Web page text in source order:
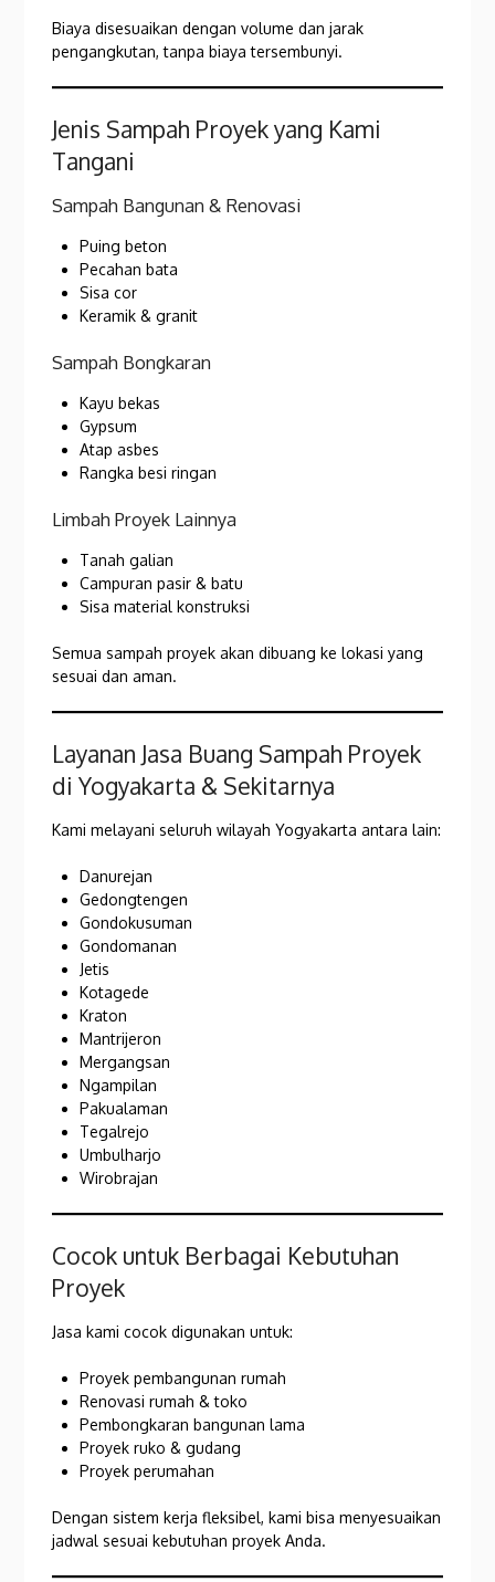
Biaya disesuaikan dengan volume dan jarak
pengangkutan, tanpa biaya tersembunyi.
Jenis Sampah Proyek yang Kami
Tangani
Sampah Bangunan & Renovasi
Puing beton
Pecahan bata
Sisa cor
Keramik & granit
Sampah Bongkaran
Kayu bekas
Gypsum
Atap asbes
Rangka besi ringan
Limbah Proyek Lainnya
Tanah galian
Campuran pasir & batu
Sisa material konstruksi
Semua sampah proyek akan dibuang ke lokasi yang
sesuai dan aman.
Layanan Jasa Buang Sampah Proyek
di Yogyakarta & Sekitarnya
Kami melayani seluruh wilayah Yogyakarta antara lain:
Danurejan
Gedongtengen
Gondokusuman
Gondomanan
Jetis
Kotagede
Kraton
Mantrijeron
Mergangsan
Ngampilan
Pakualaman
Tegalrejo
Umbulharjo
Wirobrajan
Cocok untuk Berbagai Kebutuhan
Proyek
Jasa kami cocok digunakan untuk:
Proyek pembangunan rumah
Renovasi rumah & toko
Pembongkaran bangunan lama
Proyek ruko & gudang
Proyek perumahan
Dengan sistem kerja fleksibel, kami bisa menyesuaikan
jadwal sesuai kebutuhan proyek Anda.